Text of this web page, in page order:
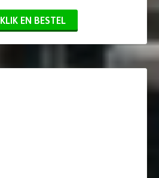
KLIK EN BESTEL